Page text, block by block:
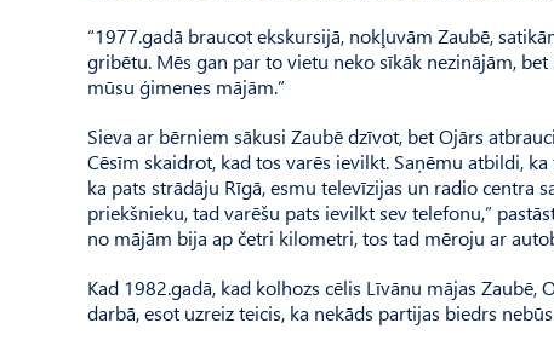
“1977.gadā braucot ekskursijā, nokļuvām Zaubē,
gribētu. Mēs gan par to vietu neko sīkāk nezinājām,
mūsu ģimenes mājām.”
Sieva ar bērniem sākusi Zau­bē dzīvot, bet Ojārs
Cēsīm skaidrot, kad tos varēs ievilkt. Saņēmu atbildi,
ka pats strādāju Rīgā, esmu televīzijas un radio centra
priekšnieku, tad varēšu pats ievilkt sev telefonu,”
no mājām bija ap četri kilometri, tos tad mēroju ar
Kad 1982.gadā, kad kolhozs cēlis Līvānu mājas
darbā, esot uzreiz teicis, ka nekāds partijas biedrs